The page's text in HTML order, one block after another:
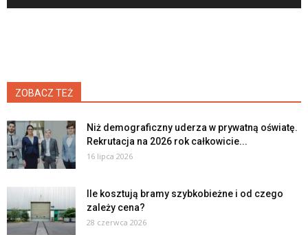
ZOBACZ TEŻ
Niż demograficzny uderza w prywatną oświatę.
Rekrutacja na 2026 rok całkowicie...
16 lipca 2026
Ile kosztują bramy szybkobieżne i od czego
zależy cena?
28 czerwca 2026